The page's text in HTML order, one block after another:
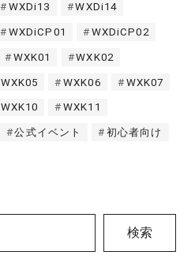
WXDi13 WXDi14
WXDiCP01 WXDiCP02
WXK01 WXK02
WXK05 WXK06 WXK07
WXK10 WXK11
公式イベント 初心者向け
検索